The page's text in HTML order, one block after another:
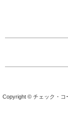
Copyright © チェック・